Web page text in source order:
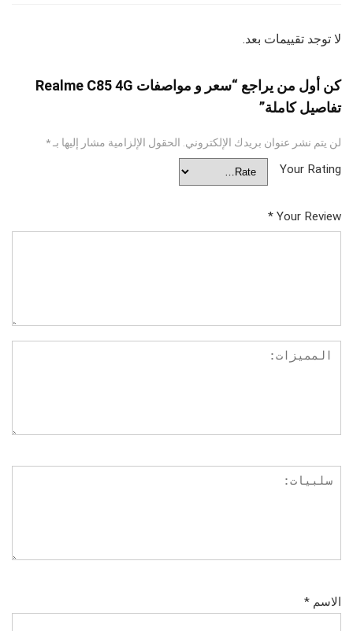
لا توجد تقييمات بعد.
كن أول من يراجع “سعر و مواصفات Realme C85 4G
تفاصيل كاملة”
لن يتم نشر عنوان بريدك الإلكتروني. الحقول الإلزامية مشار إليها بـ*
Your Rating
Your Review
*
الاسم *